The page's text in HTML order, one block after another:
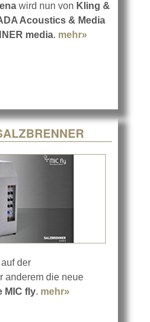
wird nun von Kling &
Acoustics & Media
media. mehr» about Neuer
der
anderem die neue
MIC fly. mehr» about